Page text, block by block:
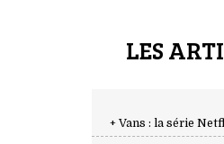
LES
+ Vans : la série